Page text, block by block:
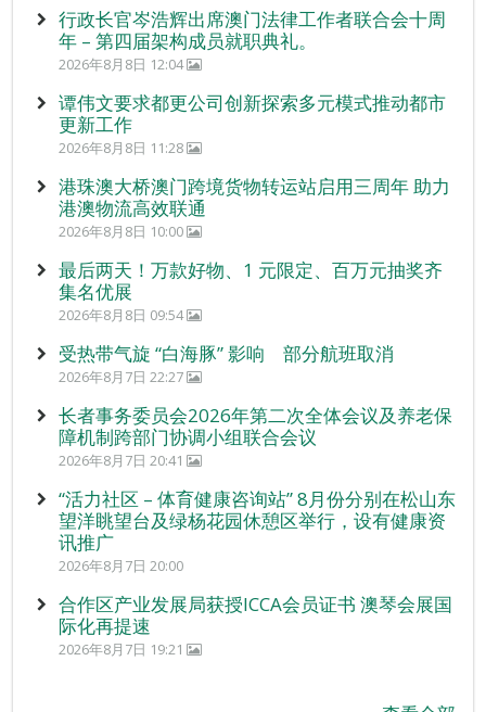
行政长官岑浩辉出席澳门法律工作者联合会十周
年 – 第四届架构成员就职典礼。
2026年8月8日 12:04
谭伟文要求都更公司创新探索多元模式推动都市
更新工作
2026年8月8日 11:28
港珠澳大桥澳门跨境货物转运站启用三周年 助力
港澳物流高效联通
2026年8月8日 10:00
最后两天！万款好物、1 元限定、百万元抽奖齐
集名优展
2026年8月8日 09:54
受热带气旋 “白海豚” 影响 部分航班取消
2026年8月7日 22:27
长者事务委员会2026年第二次全体会议及养老保
障机制跨部门协调小组联合会议
2026年8月7日 20:41
“活力社区 – 体育健康咨询站” 8月份分别在松山东
望洋眺望台及绿杨花园休憩区举行，设有健康资
讯推广
2026年8月7日 20:00
合作区产业发展局获授ICCA会员证书 澳琴会展国
际化再提速
2026年8月7日 19:21